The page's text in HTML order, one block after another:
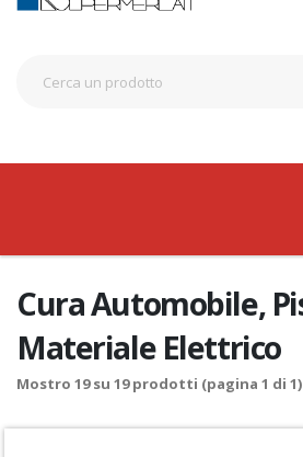
Cura Automobile,
Materiale Elettrico
Mostro 19su 19prodotti (pagina 1 di 1)